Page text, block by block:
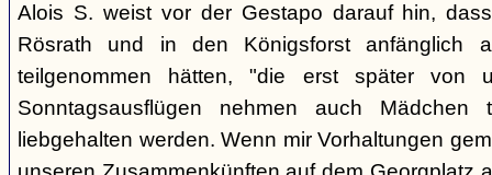
Alois S. weist vor der Gestapo darauf hin,
Rösrath und in den Königsforst anfänglich
teilgenommen hätten, "die erst später von
Sonntagsausflügen nehmen auch
liebgehalten werden. Wenn mir Vorhaltungen